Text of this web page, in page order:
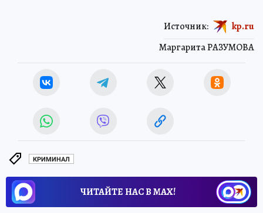
Маргарита РАЗУМОВА
Источник: kp.ru
КРИМИНАЛ
ЧИТАЙТЕ НАС В МАХ!